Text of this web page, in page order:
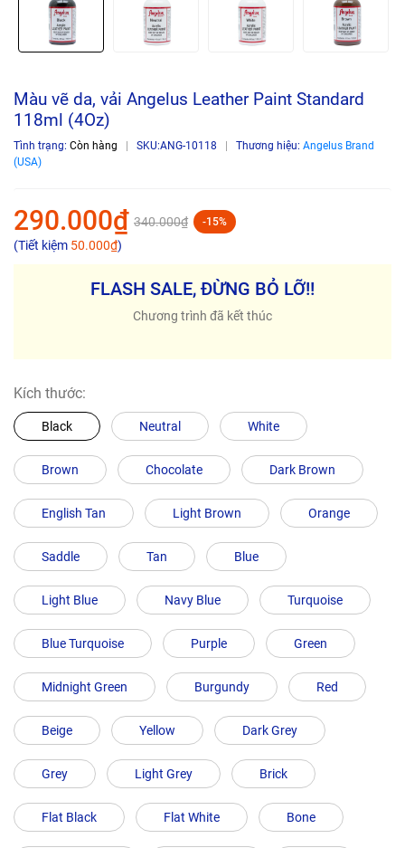
Màu vẽ da, vải Angelus Leather Paint Standard
118ml (4Oz)
Tình trạng: Còn hàng SKU:ANG-10118 Thương hiệu: Angelus Brand
(USA)
290.000₫ 340.000₫ -15%
(Tiết kiệm 50.000₫)
FLASH SALE, ĐỪNG BỎ LỠ!!
Chương trình đã kết thúc
Kích thước:
Black Neutral White
Brown Chocolate Dark Brown
English Tan Light Brown Orange
Saddle Tan Blue
Light Blue Navy Blue Turquoise
Blue Turquoise Purple Green
Midnight Green Burgundy Red
Beige Yellow Dark Grey
Grey Light Grey Brick
Flat Black Flat White Bone